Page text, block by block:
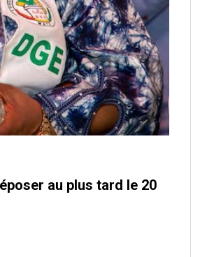
au plus tard le 20